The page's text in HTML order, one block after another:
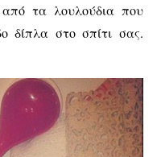
τα λουλούδια που
δίπλα στο σπίτι σας.